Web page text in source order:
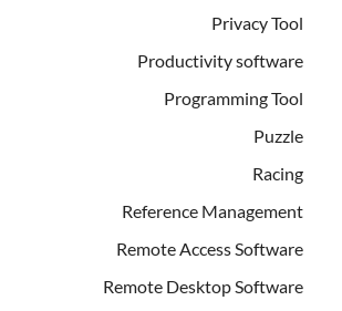
Privacy Tool
Productivity software
Programming Tool
Puzzle
Racing
Reference Management
Remote Access Software
Remote Desktop Software